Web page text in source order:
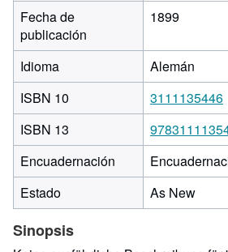
Fecha de
publicación
1899
Idioma
Alemán
ISBN 10
3111135446
ISBN 13
Encuadernación
Estado
As New
Sinopsis